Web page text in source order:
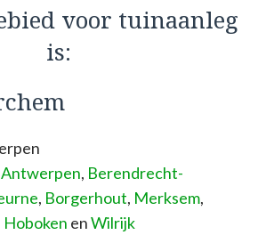
voor tuinaanleg
is:
Antwerpen, Berendrecht-
, Borgerhout, Merksem,
Hoboken enWilrijk